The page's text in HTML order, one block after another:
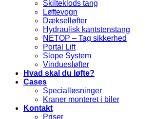
Skilteklods tang
Løftevogn
Dækselløfter
Hydraulisk kantstenstang
NETOP – Tag sikkerhed
Portal Lift
Slope System
Vinduesløfter
Hvad skal du løfte?
Cases
Specialløsninger
Kraner monteret i biler
Kontakt
Priser